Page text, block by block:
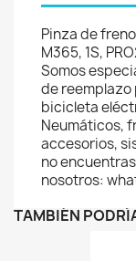
Pinza de
M365, 1S,
Somos
de
bicicleta
Neumáticos,
accesorios,
no
nosotros:
TAMBIÉN